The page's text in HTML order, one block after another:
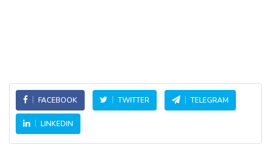
FACEBOOK TWITTER TELEGRAM
LINKEDIN